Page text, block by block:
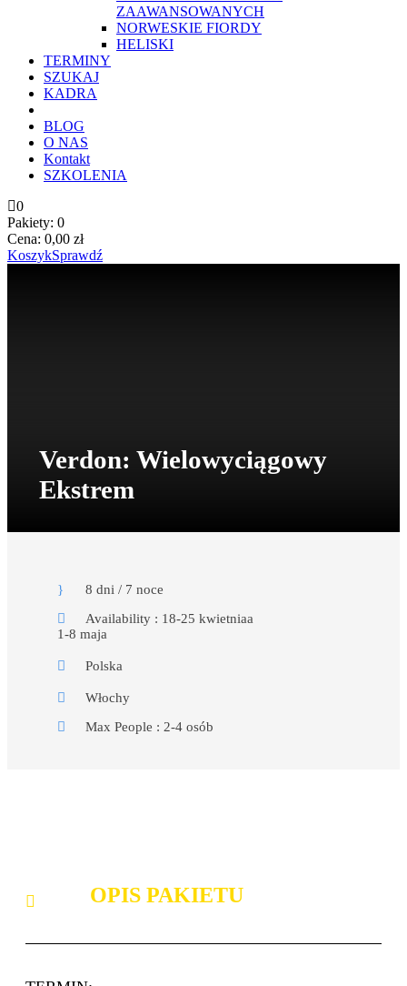
ZAAWANSOWANYCH
NORWESKIE FIORDY
HELISKI
TERMINY
SZUKAJ
KADRA
BLOG
O NAS
Kontakt
SZKOLENIA
0
Pakiety: 0
Cena: 0,00 zł
KoszykSprawdź
Verdon: Wielowyciągowy
Ekstrem
8 dni / 7 noce
Availability : 18-25 kwietniaa
1-8 maja
Polska
Włochy
Max People : 2-4 osób
OPIS PAKIETU